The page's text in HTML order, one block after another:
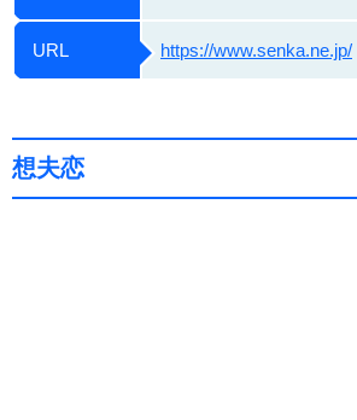
URL https://www.senka.ne.jp/
想夫恋